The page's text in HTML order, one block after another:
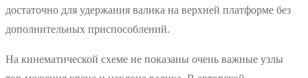
достаточно для удержания валика на верхней платформе без
дополнительных приспособлений.
На кинематической схеме не показаны очень важные узлы